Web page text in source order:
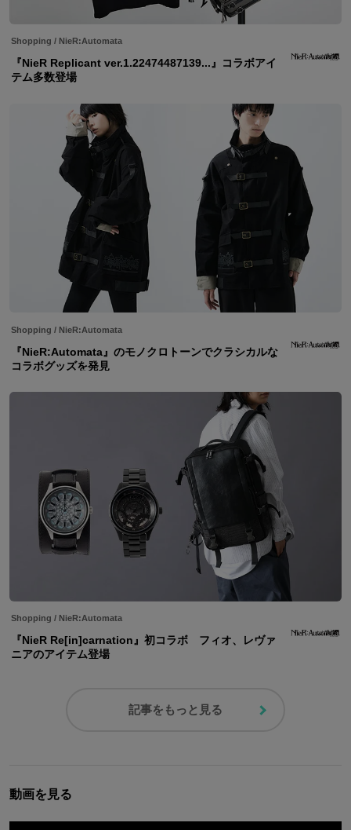
Shopping / NieR:Automata
『NieR Replicant ver.1.22474487139...』コラボアイ
テム多数登場
Shopping / NieR:Automata
『NieR:Automata』のモノクロトーンでクラシカルな
コラボグッズを発見
Shopping / NieR:Automata
『NieR Re[in]carnation』初コラボ フィオ、レヴァ
ニアのアイテム登場
記事をもっと見る
動画を見る